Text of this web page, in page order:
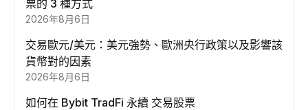
票的 3 種方式
2026年8月6日
交易歐元/美元：美元強勢、歐洲央行政策以及影響該
貨幣對的因素
2026年8月6日
如何在 Bybit TradFi 永續 交易股票